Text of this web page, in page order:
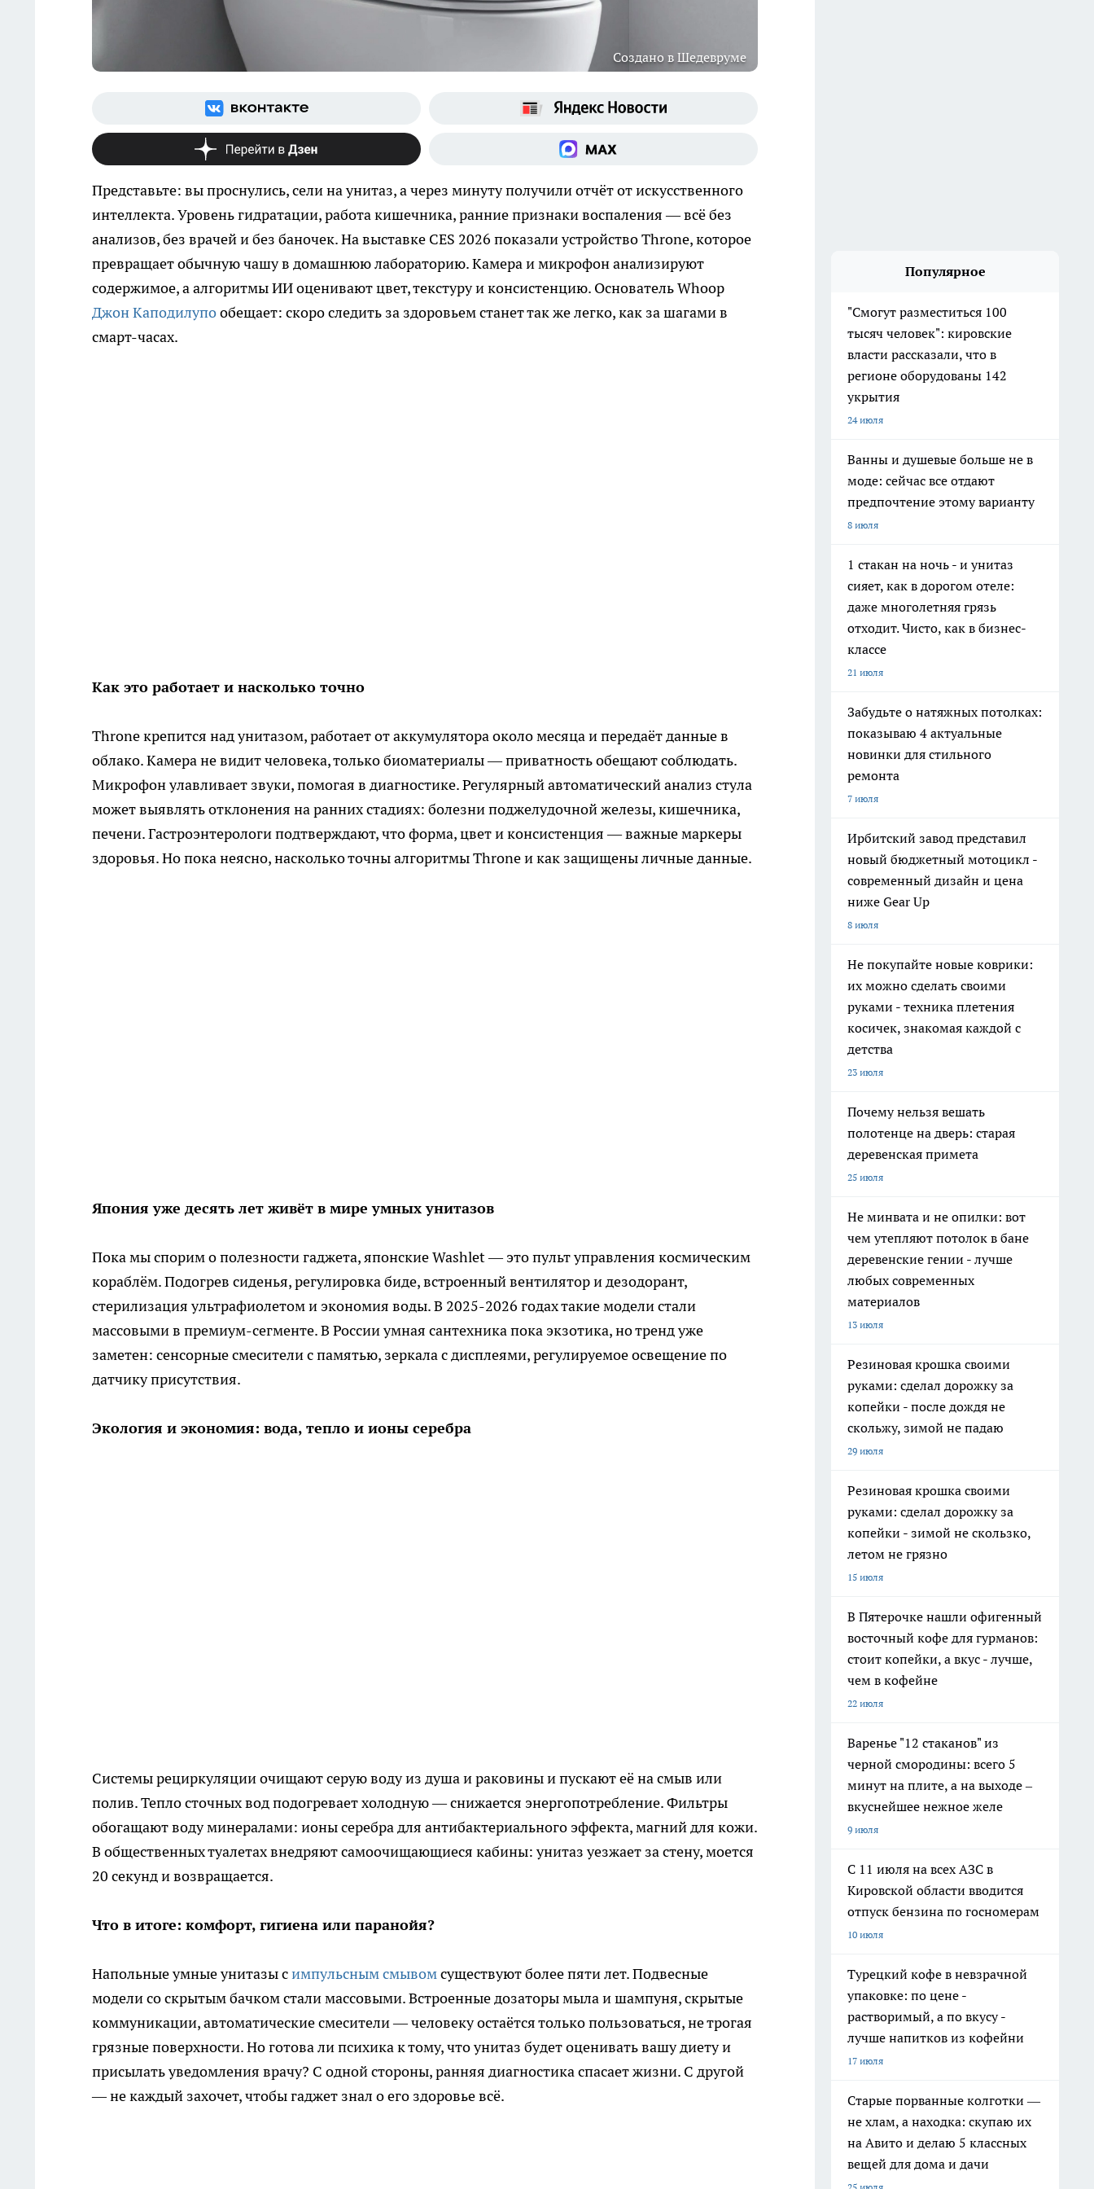
Создано в Шедевруме
Представьте: вы проснулись, сели на унитаз, а через минуту получили отчёт от искусственного
интеллекта. Уровень гидратации, работа кишечника, ранние признаки воспаления — всё без
анализов, без врачей и без баночек. На выставке CES 2026 показали устройство Throne, которое
превращает обычную чашу в домашнюю лабораторию. Камера и микрофон анализируют
содержимое, а алгоритмы ИИ оценивают цвет, текстуру и консистенцию. Основатель Whoop
Джон Каподилупообещает: скоро следить за здоровьем станет так же легко, как за шагами в
смарт-часах.
Как это работает и насколько точно
Throne крепится над унитазом, работает от аккумулятора около месяца и передаёт данные в
облако. Камера не видит человека, только биоматериалы — приватность обещают соблюдать.
Микрофон улавливает звуки, помогая в диагностике. Регулярный автоматический анализ стула
может выявлять отклонения на ранних стадиях: болезни поджелудочной железы, кишечника,
печени. Гастроэнтерологи подтверждают, что форма, цвет и консистенция — важные маркеры
здоровья. Но пока неясно, насколько точны алгоритмы Throne и как защищены личные данные.
Япония уже десять лет живёт в мире умных унитазов
Пока мы спорим о полезности гаджета, японские Washlet — это пульт управления космическим
кораблём. Подогрев сиденья, регулировка биде, встроенный вентилятор и дезодорант,
стерилизация ультрафиолетом и экономия воды. В 2025-2026 годах такие модели стали
массовыми в премиум-сегменте. В России умная сантехника пока экзотика, но тренд уже
заметен: сенсорные смесители с памятью, зеркала с дисплеями, регулируемое освещение по
датчику присутствия.
Экология и экономия: вода, тепло и ионы серебра
Системы рециркуляции очищают серую воду из душа и раковины и пускают её на смыв или
полив. Тепло сточных вод подогревает холодную — снижается энергопотребление. Фильтры
обогащают воду минералами: ионы серебра для антибактериального эффекта, магний для кожи.
В общественных туалетах внедряют самоочищающиеся кабины: унитаз уезжает за стену, моется
20 секунд и возвращается.
Что в итоге: комфорт, гигиена или паранойя?
Напольные умные унитазы симпульсным смывомсуществуют более пяти лет. Подвесные
модели со скрытым бачком стали массовыми. Встроенные дозаторы мыла и шампуня, скрытые
коммуникации, автоматические смесители — человеку остаётся только пользоваться, не трогая
грязные поверхности. Но готова ли психика к тому, что унитаз будет оценивать вашу диету и
присылать уведомления врачу? С одной стороны, ранняя диагностика спасает жизни. С другой
— не каждый захочет, чтобы гаджет знал о его здоровье всё.
Популярное
"Смогут разместиться 100
тысяч человек": кировские
власти рассказали, что в
регионе оборудованы 142
укрытия
24 июля
Ванны и душевые больше не в
моде: сейчас все отдают
предпочтение этому варианту
8 июля
1 стакан на ночь - и унитаз
сияет, как в дорогом отеле:
даже многолетняя грязь
отходит. Чисто, как в бизнес-
классе
21 июля
Забудьте о натяжных потолках:
показываю 4 актуальные
новинки для стильного
ремонта
7 июля
Ирбитский завод представил
новый бюджетный мотоцикл -
современный дизайн и цена
ниже Gear Up
8 июля
Не покупайте новые коврики:
их можно сделать своими
руками - техника плетения
косичек, знакомая каждой с
детства
23 июля
Почему нельзя вешать
полотенце на дверь: старая
деревенская примета
25 июля
Не минвата и не опилки: вот
чем утепляют потолок в бане
деревенские гении - лучше
любых современных
материалов
13 июля
Резиновая крошка своими
руками: сделал дорожку за
копейки - после дождя не
скольжу, зимой не падаю
29 июля
Резиновая крошка своими
руками: сделал дорожку за
копейки - зимой не скользко,
летом не грязно
15 июля
В Пятерочке нашли офигенный
восточный кофе для гурманов:
стоит копейки, а вкус - лучше,
чем в кофейне
22 июля
Варенье "12 стаканов" из
черной смородины: всего 5
минут на плите, а на выходе –
вкуснейшее нежное желе
9 июля
С 11 июля на всех АЗС в
Кировской области вводится
отпуск бензина по госномерам
10 июля
Турецкий кофе в невзрачной
упаковке: по цене -
растворимый, а по вкусу -
лучше напитков из кофейни
17 июля
Старые порванные колготки —
не хлам, а находка: скупаю их
на Авито и делаю 5 классных
вещей для дома и дачи